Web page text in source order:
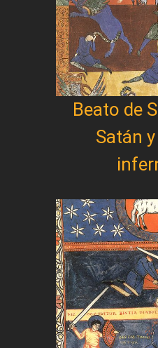
Beato de
Satán